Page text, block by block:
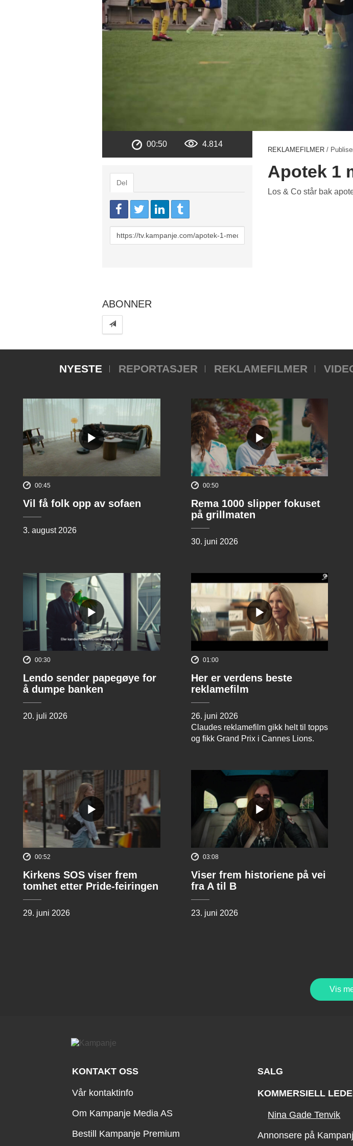
00:50 4.814
Del
URL
to
REKLAMEFILMER /
Apotek 1
Los & Co står bak
ABONNER
NYESTE REPORTASJER REKLAMEFILMER
00:45
Vil få folk opp av sofaen
3. august 2026
00:50
Rema 1000 slipper fokuset
på grillmaten
30. juni 2026
00:30
Lendo sender papegøye for
å dumpe banken
20. juli 2026
01:00
Her er verdens beste
reklamefilm
26. juni 2026
Claudes reklamefilm gikk helt til topps
og fikk Grand Prix i Cannes Lions.
00:52
Kirkens SOS viser frem
tomhet etter Pride-feiringen
29. juni 2026
03:08
Viser frem historiene på vei
fra A til B
23. juni 2026
Vis
KONTAKT OSS
Vår kontaktinfo
Om Kampanje Media AS
Bestill Kampanje Premium
SALG
KOMMERSIELL
Nina Gade Tenvik
Annonsere på